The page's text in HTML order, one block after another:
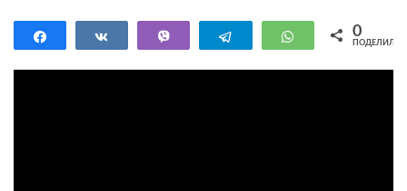
ПоделитьсяПоделиться Telegram WhatsApp
0